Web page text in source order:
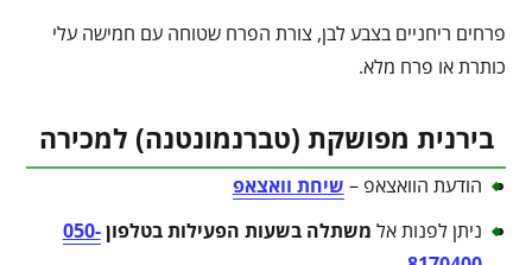
פרחים ריחניים בצבע לבן, צורת הפרח שטוחה עם חמישה עלי
כותרת או פרח מלא.
בירנית מפושקת (טברנמונטנה) למכירה
הודעת הוואצאפ – שיחת וואצאפ
ניתן לפנות אל משתלה בשעות הפעילות בטלפון050-